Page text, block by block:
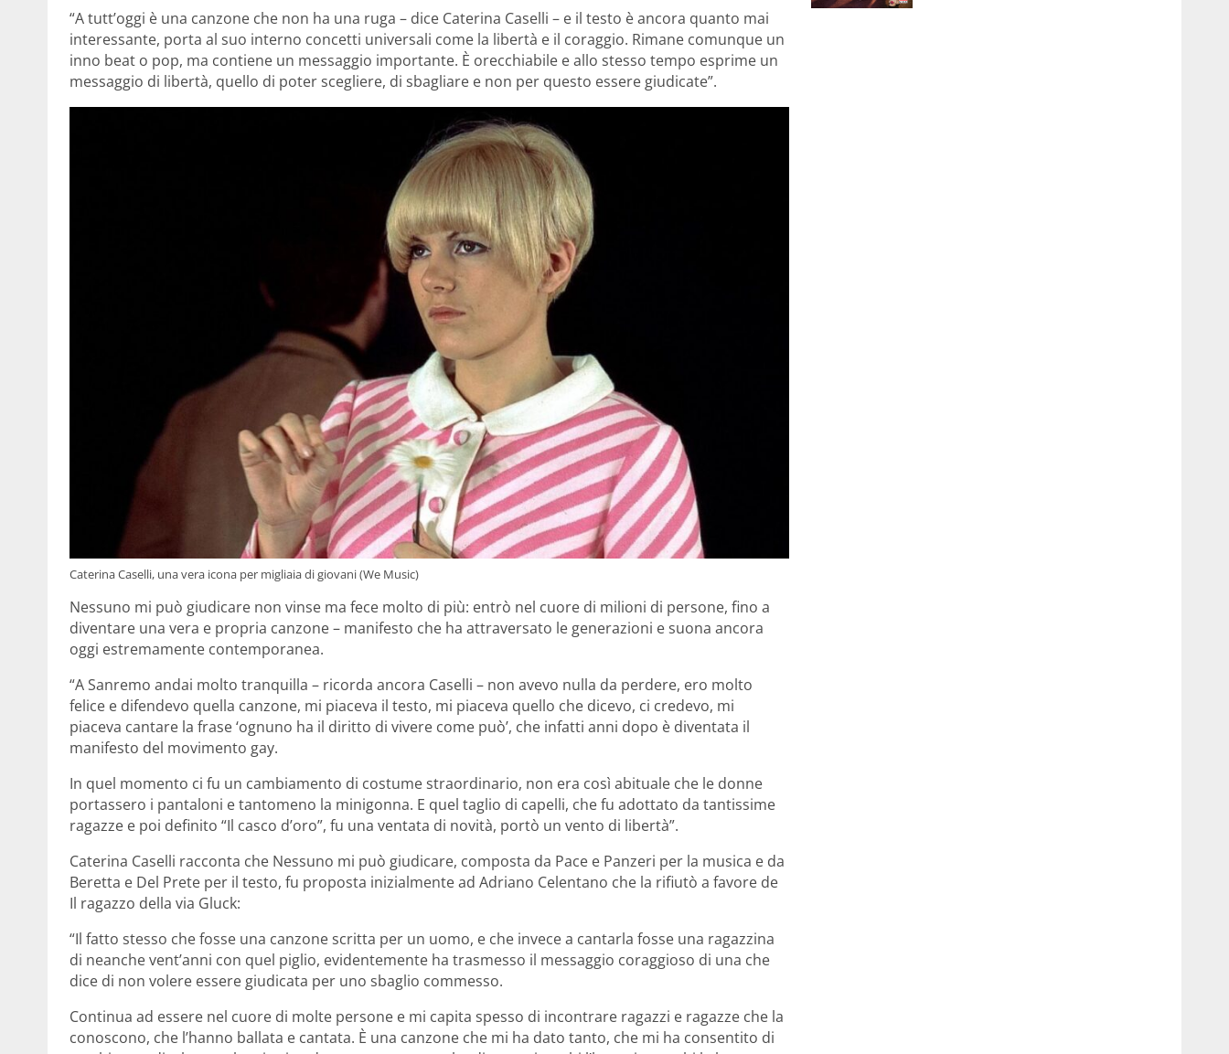
“A tutt’oggi è una canzone che non ha una ruga – dice Caterina Caselli – e il testo è ancora quanto mai
interessante, porta al suo interno concetti universali come la libertà e il coraggio. Rimane comunque un
inno beat o pop, ma contiene un messaggio importante. È orecchiabile e allo stesso tempo esprime un
messaggio di libertà, quello di poter scegliere, di sbagliare e non per questo essere giudicate”.
Caterina Caselli, una vera icona per migliaia di giovani (We Music)
Nessuno mi può giudicare non vinse ma fece molto di più: entrò nel cuore di milioni di persone, fino a
diventare una vera e propria canzone – manifesto che ha attraversato le generazioni e suona ancora
oggi estremamente contemporanea.
“A Sanremo andai molto tranquilla – ricorda ancora Caselli – non avevo nulla da perdere, ero molto
felice e difendevo quella canzone, mi piaceva il testo, mi piaceva quello che dicevo, ci credevo, mi
piaceva cantare la frase ‘ognuno ha il diritto di vivere come può’, che infatti anni dopo è diventata il
manifesto del movimento gay.
In quel momento ci fu un cambiamento di costume straordinario, non era così abituale che le donne
portassero i pantaloni e tantomeno la minigonna. E quel taglio di capelli, che fu adottato da tantissime
ragazze e poi definito “Il casco d’oro”, fu una ventata di novità, portò un vento di libertà”.
Caterina Caselli racconta che Nessuno mi può giudicare, composta da Pace e Panzeri per la musica e da
Beretta e Del Prete per il testo, fu proposta inizialmente ad Adriano Celentano che la rifiutò a favore de
Il ragazzo della via Gluck:
“Il fatto stesso che fosse una canzone scritta per un uomo, e che invece a cantarla fosse una ragazzina
di neanche vent’anni con quel piglio, evidentemente ha trasmesso il messaggio coraggioso di una che
dice di non volere essere giudicata per uno sbaglio commesso.
Continua ad essere nel cuore di molte persone e mi capita spesso di incontrare ragazzi e ragazze che la
conoscono, che l’hanno ballata e cantata. È una canzone che mi ha dato tanto, che mi ha consentito di